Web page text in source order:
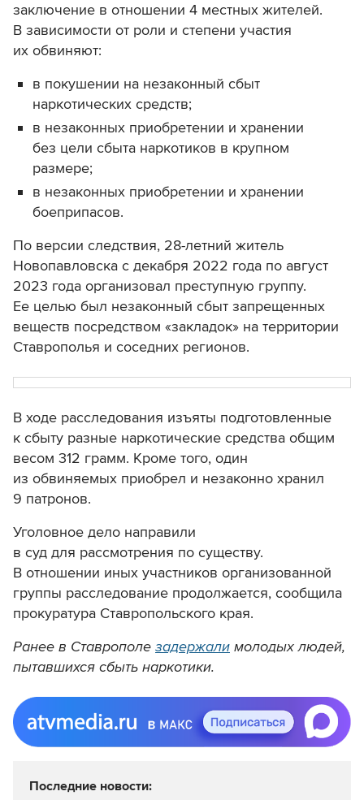
заключение в отношении 4 местных жителей.
В зависимости от роли и степени участия
их обвиняют:
в покушении на незаконный сбыт
наркотических средств;
в незаконных приобретении и хранении
без цели сбыта наркотиков в крупном
размере;
в незаконных приобретении и хранении
боеприпасов.
По версии следствия, 28-летний житель
Новопавловска с декабря 2022 года по август
2023 года организовал преступную группу.
Ее целью был незаконный сбыт запрещенных
веществ посредством «закладок» на территории
Ставрополья и соседних регионов.
В ходе расследования изъяты подготовленные
к сбыту разные наркотические средства общим
весом 312 грамм. Кроме того, один
из обвиняемых приобрел и незаконно хранил
9 патронов.
Уголовное дело направили
в суд для рассмотрения по существу.
В отношении иных участников организованной
группы расследование продолжается, сообщила
прокуратура Ставропольского края.
Ранее в Ставрополе задержали молодых людей,
пытавшихся сбыть наркотики.
Последние новости: